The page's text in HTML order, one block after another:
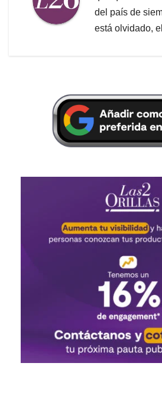
del país de
está olvidado,